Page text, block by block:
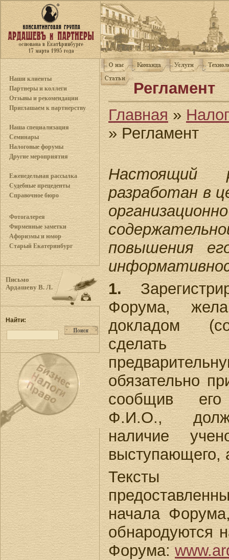
Наши клиенты
Партнеры и коллеги
Отзывы и рекомендации
Приглашаем к партнерству
Наша специализация
Семинары
Налоговые форумы
Другие мероприятия
Еженедельная рассылка
Судебные прецеденты
Справочное бюро
Фотогалерея
Фирменные заметки
Афоризмы и юмор
Старый Екатеринбург
Письмо
Ардашеву В. Л.
Найти:
Регламент
Главная»
» Регламент
Настоящий
разработан в
повышения
1.
Форума,
докладом
сделать
обязательно
сообщив его
Ф.И.О.,
наличие
выступающего,
Тексты
начала
обнародуются
Форума: